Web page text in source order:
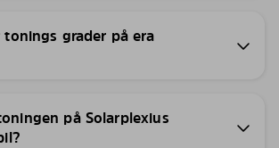
grader på era
på Solarplexius